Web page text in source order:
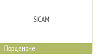
SICAM
Порденоне